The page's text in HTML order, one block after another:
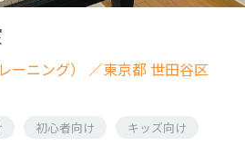
ニング） ／東京都 世田谷区
初心者向け キッズ向け